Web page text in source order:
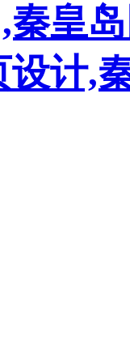
皇
计,